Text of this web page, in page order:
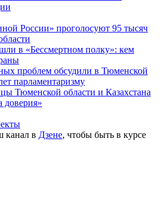
России» проголосуют 95 тысяч
в «Бессмертном полку»: кем
проблем обсудили в Тюменской
парламентаризму
Тюменской области и Казахстана
доверия»
канал в Дзене, чтобы быть в курсе